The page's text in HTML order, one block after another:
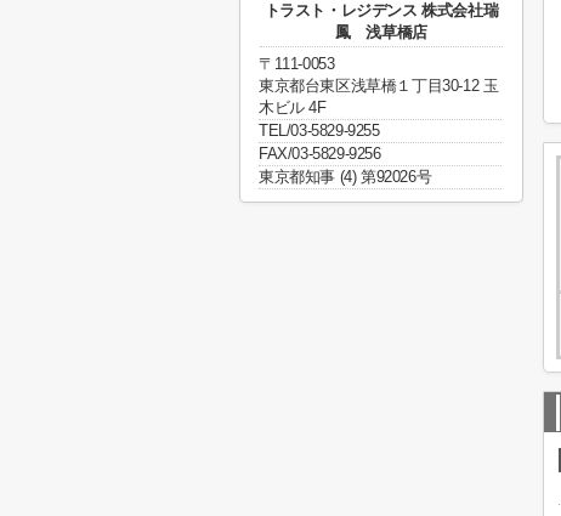
トラスト・レジデンス 株式会社瑞
鳳 浅草橋店
〒111-0053
東京都台東区浅草橋１丁目30-12 玉
木ビル 4F
TEL/03-5829-9255
FAX/03-5829-9256
東京都知事 (4) 第92026号